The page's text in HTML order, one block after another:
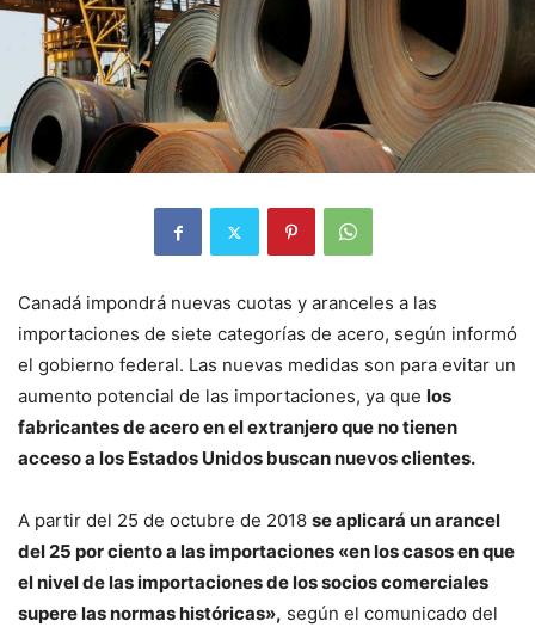
Canadá impondrá nuevas cuotas y aranceles a las
importaciones de siete categorías de acero, según informó
el gobierno federal. Las nuevas medidas son para evitar un
aumento potencial de las importaciones, ya que los
fabricantes de acero en el extranjero que no tienen
acceso a los Estados Unidos buscan nuevos clientes.
A partir del 25 de octubre de 2018 se aplicará un arancel
del 25 por ciento a las importaciones «en los casos en que
el nivel de las importaciones de los socios comerciales
supere las normas históricas», según el comunicado del